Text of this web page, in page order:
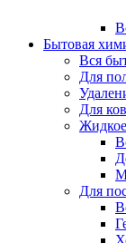
Бытовая
Вся
Для
Для
Для